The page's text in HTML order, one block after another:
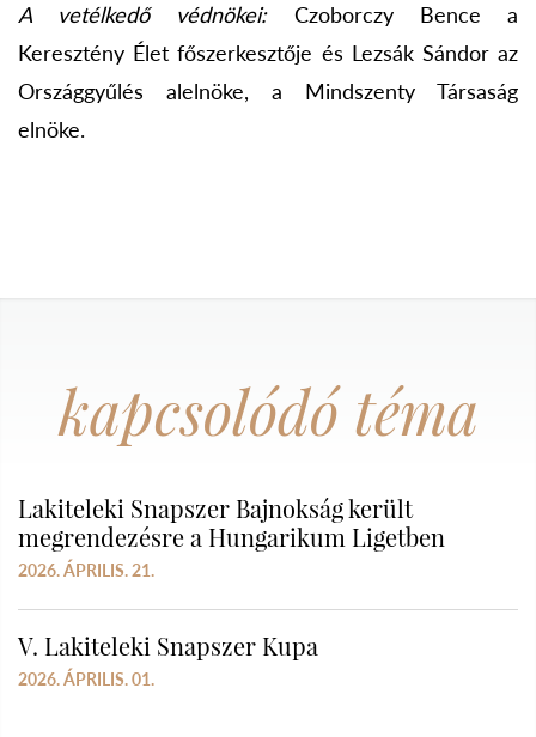
A vetélkedő védnökei:Czoborczy Bence a
Keresztény Élet főszerkesztője és Lezsák Sándor az
Országgyűlés alelnöke, a Mindszenty Társaság
elnöke.
kapcsolódó téma
Lakiteleki Snapszer Bajnokság került
megrendezésre a Hungarikum Ligetben
2026. ÁPRILIS. 21.
V. Lakiteleki Snapszer Kupa
2026. ÁPRILIS. 01.